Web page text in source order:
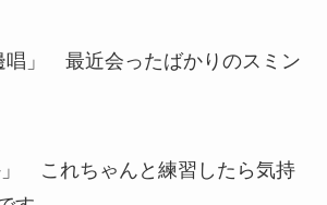
唱」 最近会ったばかりのスミン
」 これちゃんと練習したら気持